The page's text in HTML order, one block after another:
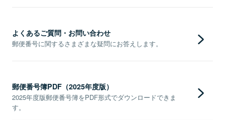
よくあるご質問・お問い合わせ
郵便番号に関するさまざまな疑問にお答えします。
郵便番号簿PDF（2025年度版）
2025年度版郵便番号簿をPDF形式でダウンロードできま
す。